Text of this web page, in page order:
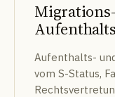
Aufenthalts-
vom S-Status,